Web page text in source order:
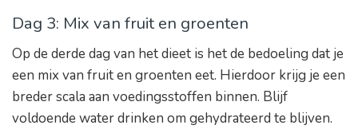
Dag 3: Mix van fruit en groenten
Op de derde dag van het dieet is het de bedoeling dat je
een mix van fruit en groenten eet. Hierdoor krijg je een
breder scala aan voedingsstoffen binnen. Blijf
voldoende water drinken om gehydrateerd te blijven.